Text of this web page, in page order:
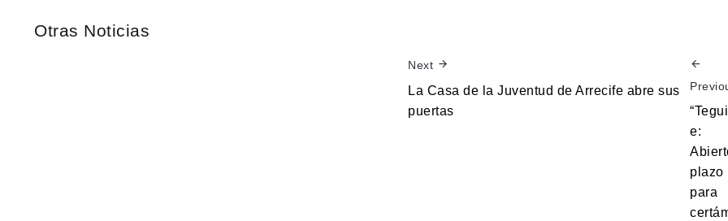
Otras Noticias
e:
plazo
para
Next
La Casa de la Juventud de Arrecife abre sus
puertas